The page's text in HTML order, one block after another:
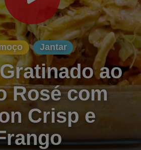
Jantar
ao
Rosé com
Crisp e